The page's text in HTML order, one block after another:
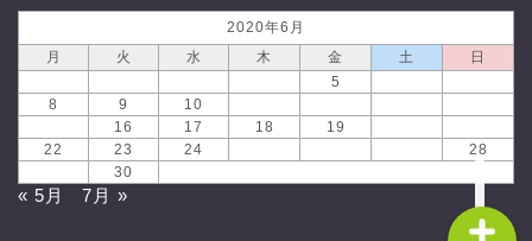
2020年6月
月
火 水 木 金 土
日
5
8
9 10
16 17 18 19
22
23 24
28
30
« 5月 7月 »
ホーム
食と健康を結ぶリボンショ
ッピングセンター